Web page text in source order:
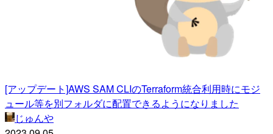
[アップデート]AWS SAM CLIのTerraform統合利用時にモジ
ュール等を別フォルダに配置できるようになりました
じゅんや